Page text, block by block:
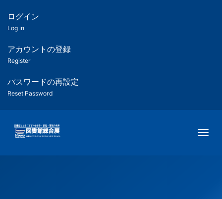
ツ
匿
名
ユ
ー
ー
用
メ
ログイン
Log in
アカウントの登録
Register
パスワードの再設定
Reset Password